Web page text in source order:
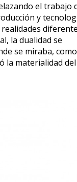
el trabajo
y
la dualidad se
se miraba,
la materialidad del